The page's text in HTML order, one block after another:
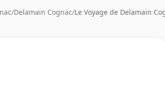
/Delamain Cognac/Le Voyage de Delamain